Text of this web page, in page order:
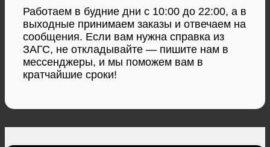
Работаем в будние дни с 10:00 до 22:00, а в
выходные принимаем заказы и отвечаем на
сообщения. Если вам нужна справка из
ЗАГС, не откладывайте — пишите нам в
мессенджеры, и мы поможем вам в
кратчайшие сроки!